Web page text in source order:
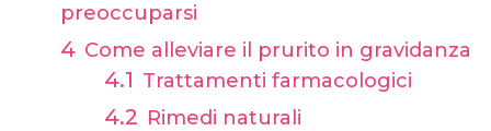
preoccuparsi
Come alleviare il prurito in gravidanza
Trattamenti farmacologici
Rimedi naturali